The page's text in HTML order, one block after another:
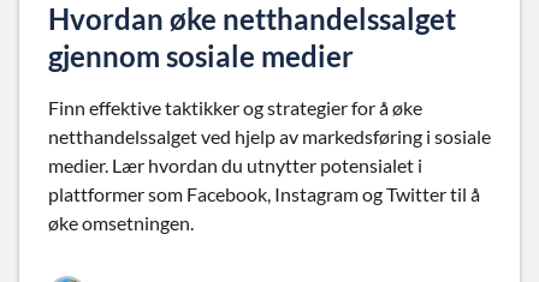
Hvordan øke netthandelssalget
gjennom sosiale medier
Finn effektive taktikker og strategier for å øke
netthandelssalget ved hjelp av markedsføring i sosiale
medier. Lær hvordan du utnytter potensialet i
plattformer som Facebook, Instagram og Twitter til å
øke omsetningen.